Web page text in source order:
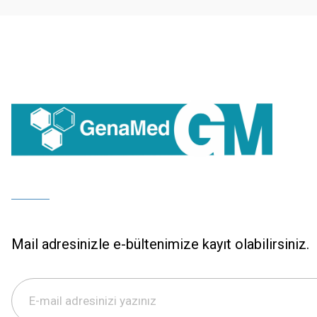
Mail adresinizle e-bültenimize kayıt olabilirsiniz.